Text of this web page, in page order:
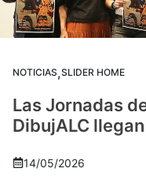
NOTICIAS,SLIDER HOME
Las Jornadas
DibujALC
14/05/2026